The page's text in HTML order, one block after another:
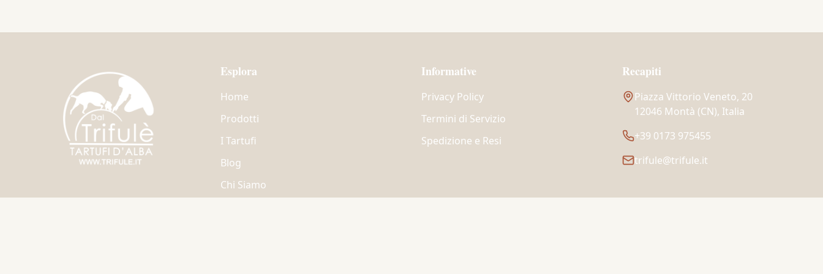
Esplora
Home
Prodotti
I Tartufi
Blog
Chi Siamo
Informative
Privacy Policy
Termini di Servizio
Spedizione e Resi
Recapiti
Piazza Vittorio Veneto, 20
12046 Montà (CN), Italia
+39 0173 975455
trifule@trifule.it